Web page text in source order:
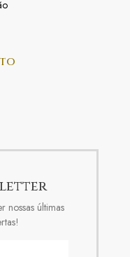
nossas últimas